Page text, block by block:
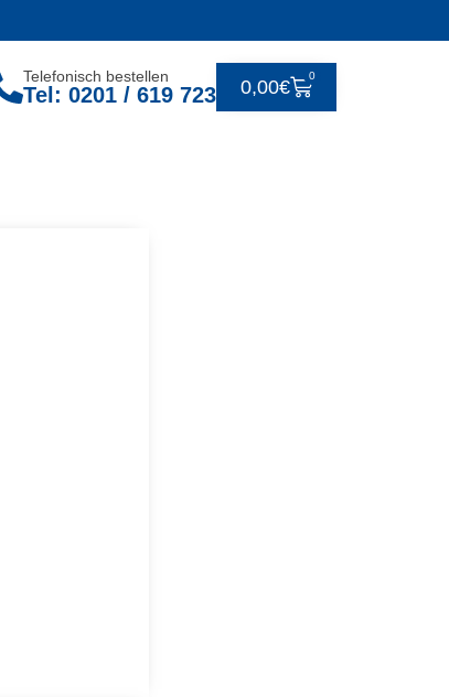
Telefonisch bestellen
Tel: 0201 / 619 723 0,00€
0